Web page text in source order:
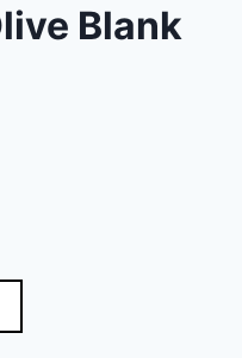
Blank